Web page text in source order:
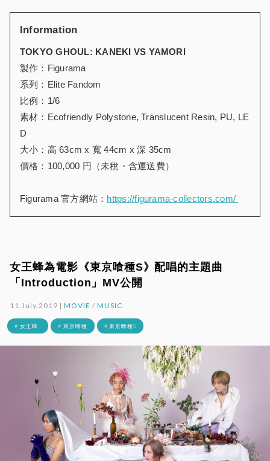
Information
TOKYO GHOUL: KANEKI VS YAMORI
製作：Figurama
系列：Elite Fandom
比例：1/6
素材： Ecofriendly Polystone, Translucent Resin, PU, LE
D
大小：高 63cm x 寬 44cm x 深 35cm
價格：100,000 円（未稅 ・含運送費）
Figurama 官方網站： https://figurama-collectors.com/
女王蜂為電影《東京喰種S》配唱的主題曲
「Introduction」MV公開
11.July.2019 |MOVIE /MUSIC
# 女王蜂_ # 東京喰種 # 東京喰種S